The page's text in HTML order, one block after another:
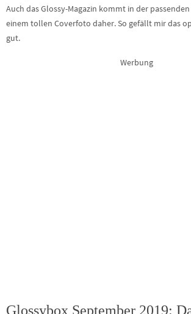
Auch das Glossy-Magazin kommt in der
einem tollen Coverfoto daher. So gefällt mir das
gut.
Werbung
Glossybox September 2019: